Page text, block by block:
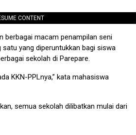
CONTENT
berbagai macam penampilan seni
yang diperuntukkan bagi siswa
sekolah di Parepare.
KKN-PPLnya,” kata mahasiswa
semua sekolah dilibatkan mulai dari